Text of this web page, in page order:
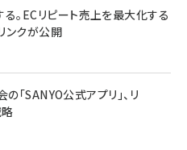
。ECリピート売上を最大化する
ンクが公開
「SANYO公式アプリ」、リ